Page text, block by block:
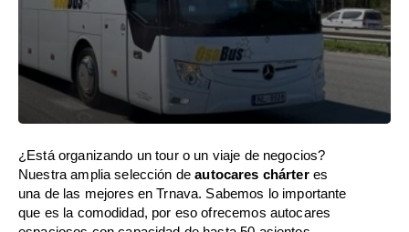
¿Está organizando un tour o un viaje de negocios?
Nuestra amplia selección deautocares chárteres
una de las mejores en Trnava. Sabemos lo importante
que es la comodidad, por eso ofrecemos autocares